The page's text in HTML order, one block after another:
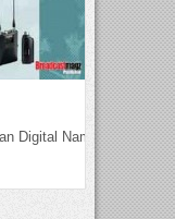
Digital Nama